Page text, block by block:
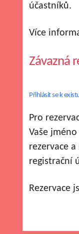
účastníků.
Více
Závazná
Přihlásit se k
Pro
Vaše
rezervace
registrační
Rezervace